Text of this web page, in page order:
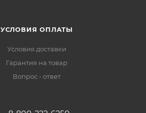
УСЛОВИЯ ОПЛАТЫ
Условия доставки
Гарантия на товар
Вопрос - ответ